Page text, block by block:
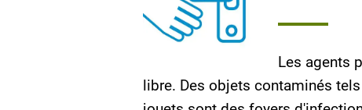
Les agents
libre. Des objets contaminés